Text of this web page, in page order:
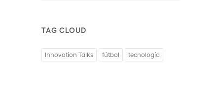
TAG CLOUD
Innovation Talks fútbol tecnología